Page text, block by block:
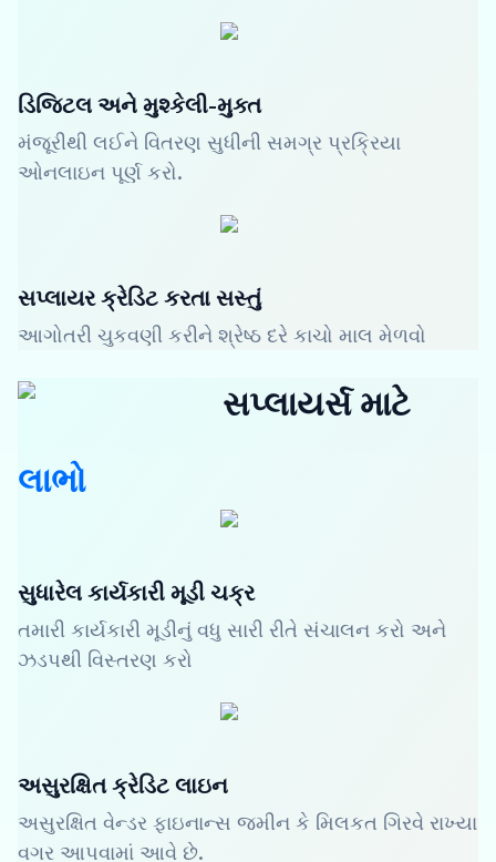
ડિજિટલ અને મુશ્કેલી-મુક્ત
મંજૂરીથી લઈને વિતરણ સુધીની સમગ્ર પ્રક્રિયા
ઓનલાઇન પૂર્ણ કરો.
સપ્લાયર ક્રેડિટ કરતા સસ્તું
આગોતરી ચુકવણી કરીને શ્રેષ્ઠ દરે કાચો માલ મેળવો
સપ્લાયર્સ માટે
લાભો
સુધારેલ કાર્યકારી મૂડી ચક્ર
તમારી કાર્યકારી મૂડીનું વધુ સારી રીતે સંચાલન કરો અને
ઝડપથી વિસ્તરણ કરો
અસુરક્ષિત ક્રેડિટ લાઇન
અસુરક્ષિત વેન્ડર ફાઇનાન્સ જમીન કે મિલકત ગિરવે રાખ્યા
વગર આપવામાં આવે છે.